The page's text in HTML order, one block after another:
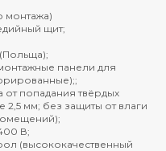
монтажа)
щит;
панели для
от попадания твёрдых
мм; без защиты от влаги
В;
(высококачественный